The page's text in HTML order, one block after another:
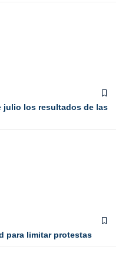
julio los resultados de las
para limitar protestas